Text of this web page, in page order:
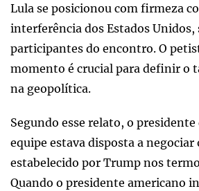
Lula se posicionou com firmeza
interferência dos Estados Unidos,
participantes do encontro. O
momento é crucial para definir o
na geopolítica.
Segundo esse relato, o presidente
equipe estava disposta a negociar
estabelecido por Trump nos
Quando o presidente americano